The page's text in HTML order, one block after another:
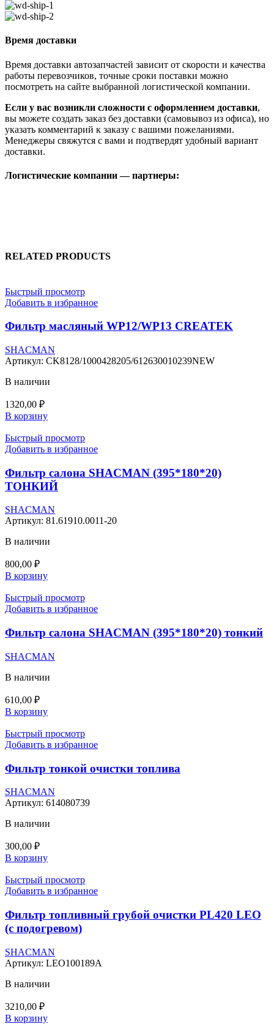
Время доставки
Время доставки автозапчастей зависит от скорости и качества
работы перевозчиков, точные сроки поставки можно
посмотреть на сайте выбранной логистической компании.
Если у вас возникли сложности с оформлением доставки,
вы можете создать заказ без доставки (самовывоз из офиса), но
указать комментарий к заказу с вашими пожеланиями.
Менеджеры свяжутся с вами и подтвердят удобный вариант
доставки.
Логистические компании — партнеры:
RELATED PRODUCTS
Быстрый просмотр
Добавить в избранное
Фильтр масляный WP12/WP13 CREATEK
SHACMAN
Артикул: CK8128/1000428205/612630010239NEW
В наличии
1320,00 ₽
В корзину
Быстрый просмотр
Добавить в избранное
Фильтр салона SHACMAN (395*180*20)
ТОНКИЙ
SHACMAN
Артикул: 81.61910.0011-20
В наличии
800,00 ₽
В корзину
Быстрый просмотр
Добавить в избранное
Фильтр салона SHACMAN (395*180*20) тонкий
SHACMAN
В наличии
610,00 ₽
В корзину
Быстрый просмотр
Добавить в избранное
Фильтр тонкой очистки топлива
SHACMAN
Артикул: 614080739
В наличии
300,00 ₽
В корзину
Быстрый просмотр
Добавить в избранное
Фильтр топливный грубой очистки PL420 LEO
(с подогревом)
SHACMAN
Артикул: LEO100189A
В наличии
3210,00 ₽
В корзину